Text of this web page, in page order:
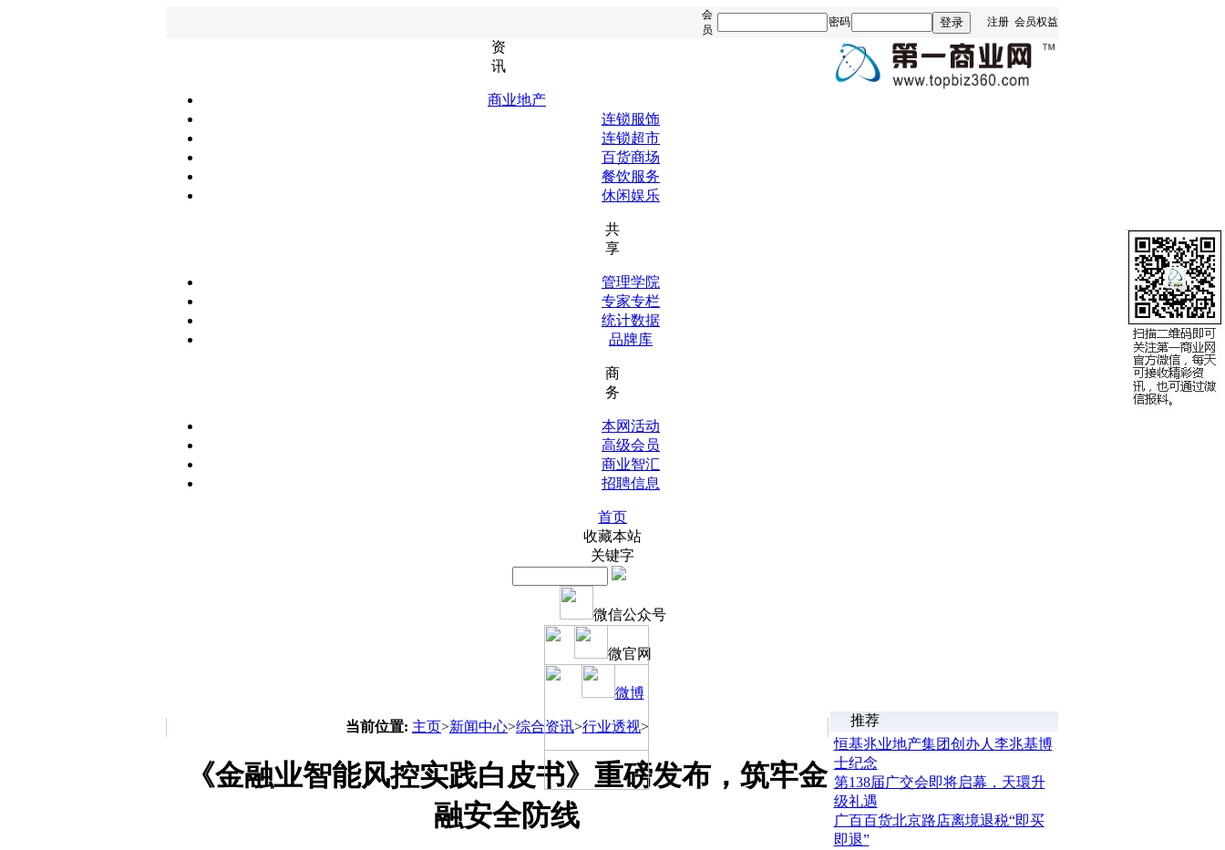
会
员
密码 注册 会员权益
资
讯
商业地产
连锁服饰
连锁超市
百货商场
餐饮服务
休闲娱乐
共
享
管理学院
专家专栏
统计数据
品牌库
商
务
本网活动
高级会员
商业智汇
招聘信息
首页
收藏本站
关键字
微信公众号
微官网
微博
当前位置: 主页>新闻中心>综合资讯>行业透视>
《金融业智能风控实践白皮书》重磅发布，筑牢金
融安全防线
推荐
恒基兆业地产集团创办人李兆基博
士纪念
第138届广交会即将启幕，天環升
级礼遇
广百百货北京路店离境退税“即买
即退”